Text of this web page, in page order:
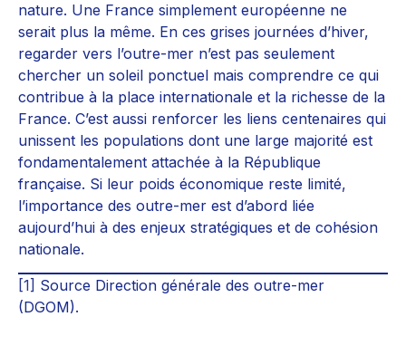
nature. Une France simplement européenne ne
serait plus la même. En ces grises journées d’hiver,
regarder vers l’outre-mer n’est pas seulement
chercher un soleil ponctuel mais comprendre ce qui
contribue à la place internationale et la richesse de la
France. C’est aussi renforcer les liens centenaires qui
unissent les populations dont une large majorité est
fondamentalement attachée à la République
française. Si leur poids économique reste limité,
l’importance des outre-mer est d’abord liée
aujourd’hui à des enjeux stratégiques et de cohésion
nationale.
[1] Source Direction générale des outre-mer
(DGOM).